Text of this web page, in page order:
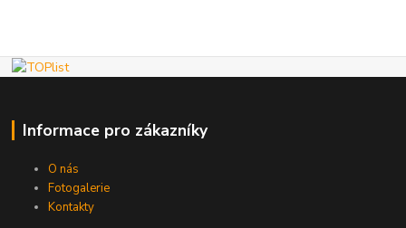
Informace pro zákazníky
O nás
Fotogalerie
Kontakty